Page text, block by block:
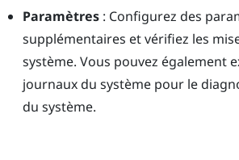
Paramètres : Configurez des
supplémentaires et vérifiez les
système. Vous pouvez également
journaux du système pour le
du système.